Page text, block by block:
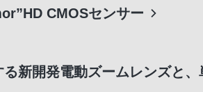
CMOSセンサー
新開発電動ズームレンズと